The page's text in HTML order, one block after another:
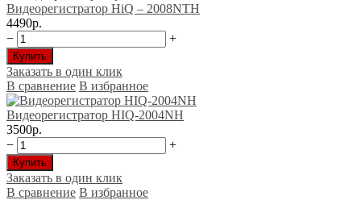
Видеорегистратор HiQ – 2008NTH
4490р.
−
+
Купить
Заказать в один клик
В сравнение В избранное
Видеорегистратор HIQ-2004NH
3500р.
−
+
Купить
Заказать в один клик
В сравнение В избранное